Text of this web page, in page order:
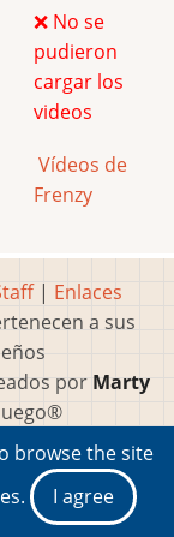
❌ No se
pudieron
cargar los
videos
Vídeos de
Frenzy
| Enlaces
a sus
por Marty
browse the site
I agree